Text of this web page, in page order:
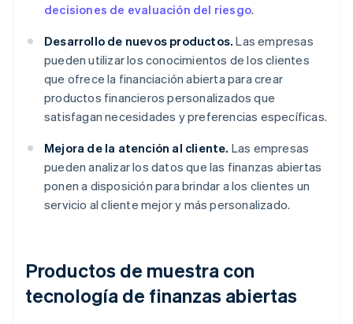
decisiones de evaluación del riesgo.
Desarrollo de nuevos productos. Las empresas
pueden utilizar los conocimientos de los clientes
que ofrece la financiación abierta para crear
productos financieros personalizados que
satisfagan necesidades y preferencias específicas.
Mejora de la atención al cliente. Las empresas
pueden analizar los datos que las finanzas abiertas
ponen a disposición para brindar a los clientes un
servicio al cliente mejor y más personalizado.
Productos de muestra con
tecnología de finanzas abiertas